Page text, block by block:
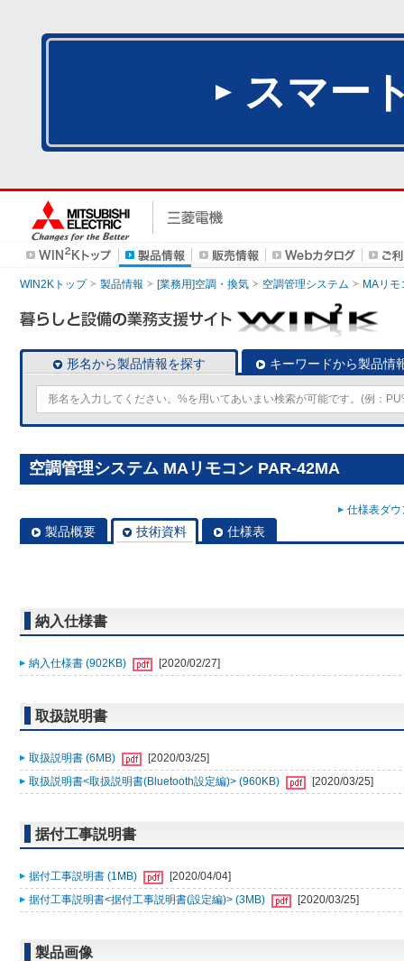
スマー
WIN2Kトップ 製品情報 [業務用]空調・換気 空調管理システム MAリモ
形名から製品情報を探す キーワードから製品情
空調管理システム MAリモコン PAR-42MA
仕様表ダ
製品概要 技術資料 仕様表
納入仕様書
納入仕様書 (902KB) [2020/02/27]
取扱説明書
取扱説明書 (6MB)
[2020/03/25]
取扱説明書<取扱説明書(Bluetooth設定編)> (960KB)
[2020/03/25]
据付工事説明書
据付工事説明書 (1MB)
[2020/04/04]
据付工事説明書<据付工事説明書(設定編)> (3MB)
[2020/03/25]
製品画像